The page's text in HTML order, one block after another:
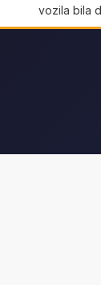
vozila bila